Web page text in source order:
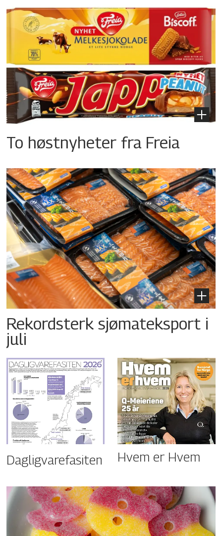
To høstnyheter fra Freia
Rekordsterk sjømateksport i
juli
Dagligvarefasiten Hvem er Hvem